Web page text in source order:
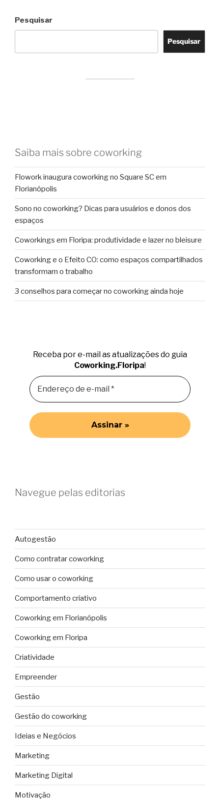
Pesquisar
Pesquisar
Saiba mais sobre coworking
Flowork inaugura coworking no Square SC em
Florianópolis
Sono no coworking? Dicas para usuários e donos dos
espaços
Coworkings em Floripa: produtividade e lazer no bleisure
Coworking e o Efeito CO: como espaços compartilhados
transformam o trabalho
3 conselhos para começar no coworking ainda hoje
Receba por e-mail as atualizações do guia
Coworking.Floripa!
Navegue pelas editorias
Autogestão
Como contratar coworking
Como usar o coworking
Comportamento criativo
Coworking em Florianópolis
Coworking em Floripa
Criatividade
Empreender
Gestão
Gestão do coworking
Ideias e Negócios
Marketing
Marketing Digital
Motivação